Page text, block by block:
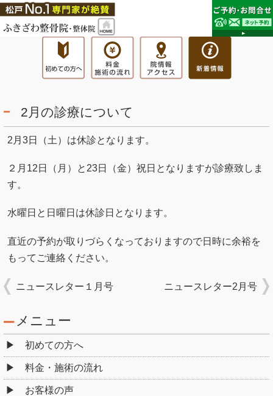
2月の診療について
2月3日（土）は休診となります。
２月12日（月）と23日（金）祝日となりますが診療致しま
す。
水曜日と日曜日は休診日となります。
直近の予約が取りづらくなっておりますので日時に余裕を
もってご連絡ください。
ニュースレター１月号 ニュースレター2月号
メニュー
初めての方へ
料金・施術の流れ
お客様の声